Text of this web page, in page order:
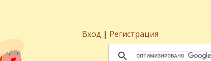
Вход | Регистрация